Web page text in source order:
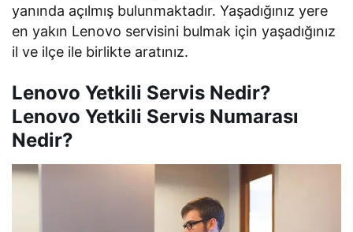
yanında açılmış bulunmaktadır. Yaşadığınız yere
en yakın Lenovo servisini bulmak için yaşadığınız
il ve ilçe ile birlikte aratınız.
Lenovo Yetkili Servis Nedir?
Lenovo Yetkili Servis Numarası
Nedir?